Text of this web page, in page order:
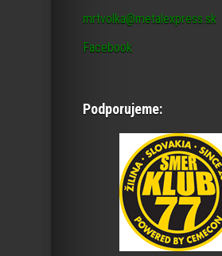
mrtvolka@metalexpress.sk
Facebook
Podporujeme: